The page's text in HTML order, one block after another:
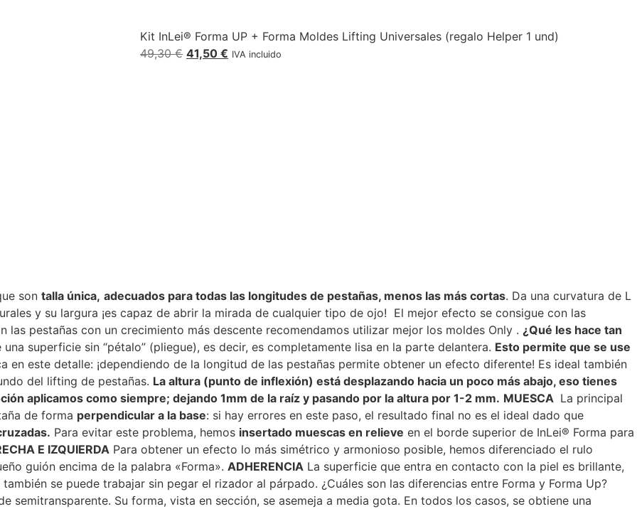
Kit InLei® Forma UP + Forma Moldes Lifting Universales (regalo Helper 1 und)
49,30€ 41,50€ IVA incluido
son talla única, adecuados para todas las longitudes de pestañas, menos las más cortas. Da una curvatura de L
y su largura ¡es capaz de abrir la mirada de cualquier tipo de ojo! El mejor efecto se consigue con las
las pestañas con un crecimiento más descente recomendamos utilizar mejor los moldes Only . ¿Qué les hace tan
superficie sin “pétalo” (pliegue), es decir, es completamente lisa en la parte delantera. Esto permite que se use
en este detalle: ¡dependiendo de la longitud de las pestañas permite obtener un efecto diferente! Es ideal también
del lifting de pestañas. La altura (punto de inflexión) está desplazando hacia un poco más abajo, eso tienes
aplicamos como siempre; dejando 1mm de la raíz y pasando por la altura por 1-2 mm. MUESCA La principal
de forma perpendicular a la base: si hay errores en este paso, el resultado final no es el ideal dado que
Para evitar este problema, hemos insertado muescas en relieve en el borde superior de InLei® Forma para
E IZQUIERDA Para obtener un efecto lo más simétrico y armonioso posible, hemos diferenciado el rulo
guión encima de la palabra «Forma». ADHERENCIA La superficie que entra en contacto con la piel es brillante,
se puede trabajar sin pegar el rizador al párpado. ¿Cuáles son las diferencias entre Forma y Forma Up?
semitransparente. Su forma, vista en sección, se asemeja a media gota. En todos los casos, se obtiene una